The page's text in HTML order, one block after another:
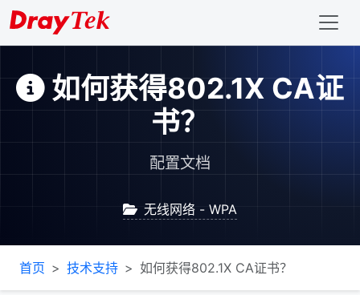
如何获得802.1X CA证
书？
配置文档
无线网络 - WPA
首页 技术支持 如何获得802.1X CA证书？